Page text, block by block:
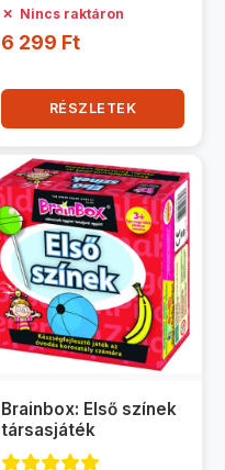
✗ Nincs raktáron
6 299 Ft
RÉSZLETEK
Brainbox: Első színek
társasjáték